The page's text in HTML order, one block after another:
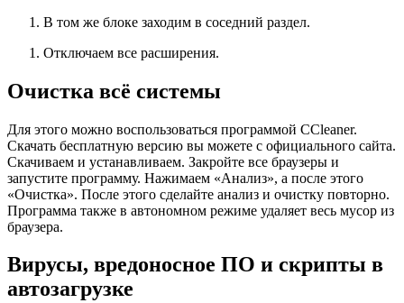
В том же блоке заходим в соседний раздел.
Отключаем все расширения.
Очистка всё системы
Для этого можно воспользоваться программой CCleaner.
Скачать бесплатную версию вы можете с официального сайта.
Скачиваем и устанавливаем. Закройте все браузеры и
запустите программу. Нажимаем «Анализ», а после этого
«Очистка». После этого сделайте анализ и очистку повторно.
Программа также в автономном режиме удаляет весь мусор из
браузера.
Вирусы, вредоносное ПО и скрипты в
автозагрузке